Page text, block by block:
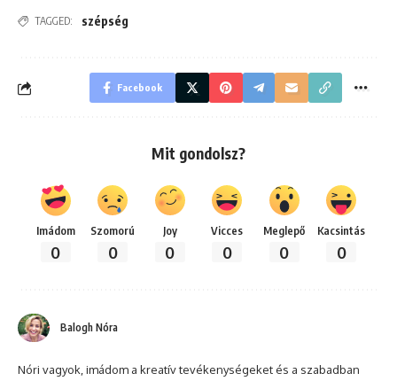
TAGGED: szépség
Facebook
Mit gondolsz?
Imádom
0
Szomorú
0
Joy
0
Vicces
0
Meglepő
0
Kacsintás
0
Balogh Nóra
Nóri vagyok, imádom a kreatív tevékenységeket és a szabadban